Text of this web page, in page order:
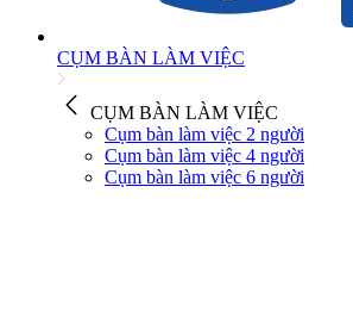
CỤM BÀN LÀM VIỆC
CỤM BÀN LÀM VIỆC
Cụm bàn làm việc 2 người
Cụm bàn làm việc 4 người
Cụm bàn làm việc 6 người